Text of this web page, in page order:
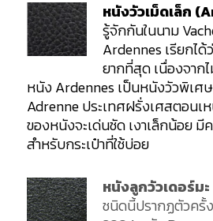
หนังวัวเม็ดเล็ก
รู้จักกันในนาม
Ardennes เรียกไ
ยากที่สุด เนื่องจาก
หนัง Ardennes เป็นหนังวัวพิเศ
Adrenne ประเทศฝรั่งเศสตอนเ
ของหนังจะเด่นชัด เงาเล็กน้อย มี
สำหรับกระเป๋าที่ใช้บ่อย
หนังลูกวัวเดอร์ม
ชนิดนี้ปรากฏตัวครั้